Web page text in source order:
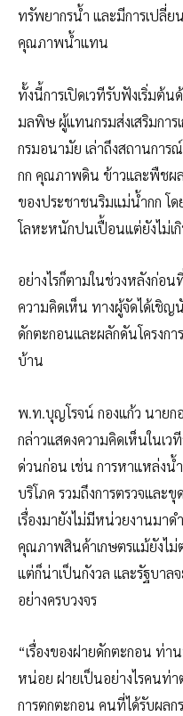
ทรัพยากรน้ำ และมีการเปลี่ย
คุณภาพน้ำแทน
ทั้งนี้การเปิดเวทีรับฟังเริ่มต้
มลพิษ ผู้แทนกรมส่งเสริมกา
กรมอนามัย เล่าถึงสถานกา
กก คุณภาพดิน ข้าวและพืชผล
ของประชาชนริมแม่น้ำกก โ
โลหะหนักปนเปื้อนแต่ยังไม่เ
อย่างไรก็ตามในช่วงหลังก่อน
ความคิดเห็น ทางผู้จัดได้เชิญ
ดักตะกอนและผลักดันโครงก
บ้าน
พ.ท.บุญโรจน์ กองแก้ว นายก
กล่าวแสดงความคิดเห็นในเ
ด่วนก่อน เช่น การหาแหล่งน้
บริโภค รวมถึงการตรวจและ
เรื่องมายังไม่มีหน่วยงานมาด
คุณภาพสินค้าเกษตรแม้ยังไม่
แต่ก็น่าเป็นกังวล และรัฐบาล
อย่างครบวงจร
“เรื่องของฝายดักตะกอน ท่
หน่อย ฝายเป็นอย่างไรคนท่า
การตกตะกอน คนที่ได้รับผล